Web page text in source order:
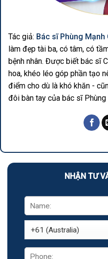
Tác giả: Bác sĩ Phùng Mạnh
làm đẹp tài ba, có tâm, có
bệnh nhân. Được biết bác sĩ
hoa, khéo léo góp phần tạo
điểm cho dù là khó khăn -
đôi bàn tay của bác sĩ Phùng
NHẬN TƯ